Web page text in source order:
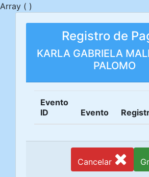
Array ( )
Registro de
KARLA GABRIELA
PALOMO
Evento
ID
Evento
Cancelar